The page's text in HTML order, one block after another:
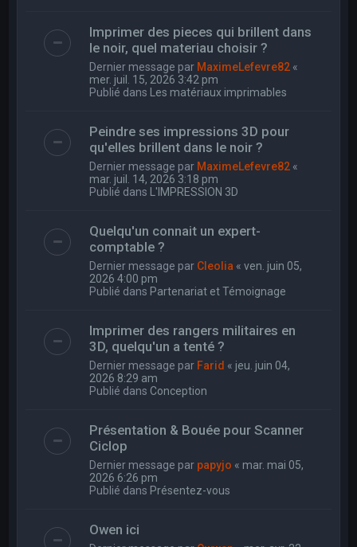
Imprimer des pieces qui brillent dans
le noir, quel materiau choisir ?
Dernier message par MaximeLefevre82 «
mer. juil. 15, 2026 3:42 pm
Publié dans Les matériaux imprimables
Peindre ses impressions 3D pour
qu'elles brillent dans le noir ?
Dernier message par MaximeLefevre82 «
mar. juil. 14, 2026 3:18 pm
Publié dans L'IMPRESSION 3D
Quelqu'un connait un expert-
comptable ?
Dernier message par Cleolia «ven. juin 05,
2026 4:00 pm
Publié dans Partenariat et Témoignage
Imprimer des rangers militaires en
3D, quelqu'un a tenté ?
Dernier message par Farid « jeu. juin 04,
2026 8:29 am
Publié dans Conception
Présentation & Bouée pour Scanner
Ciclop
Dernier message par papyjo « mar. mai 05,
2026 6:26 pm
Publié dans Présentez-vous
Owen ici